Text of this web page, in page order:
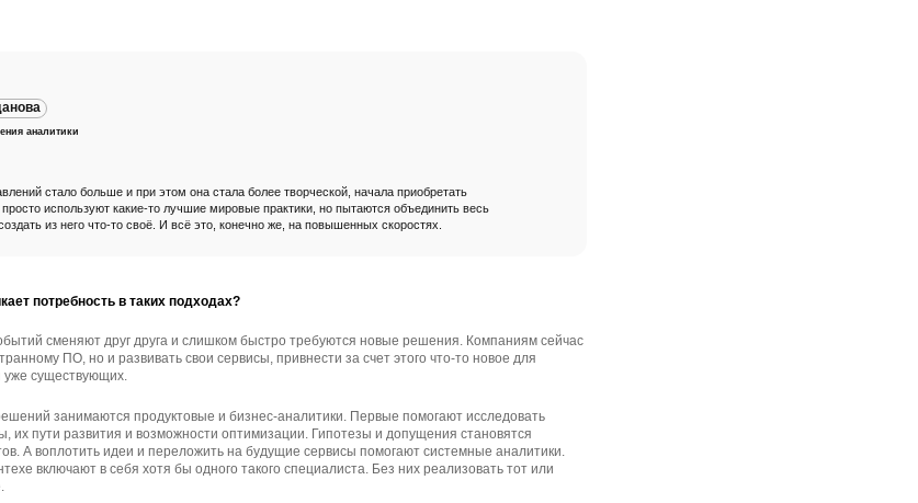
аналитики
стало больше и при этом она стала более творческой, начала приобретать
используют какие-то лучшие мировые практики, но пытаются объединить весь
из него что-то своё. И всё это, конечно же, на повышенных скоростях.
потребность в таких подходах?
сменяют друг друга и слишком быстро требуются новые решения. Компаниям сейчас
ПО, но и развивать свои сервисы, привнести за счет этого что-то новое для
уже существующих.
занимаются продуктовые и бизнес-аналитики. Первые помогают исследовать
их пути развития и возможности оптимизации. Гипотезы и допущения становятся
А воплотить идеи и переложить на будущие сервисы помогают системные аналитики.
включают в себя хотя бы одного такого специалиста. Без них реализовать тот или